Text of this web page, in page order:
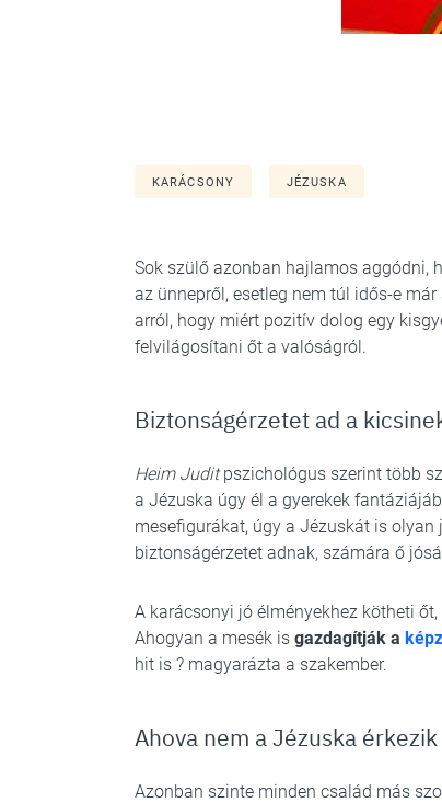
KARÁCSONY JÉZUSKA
Sok szülő azonban hajlamos aggódni,
az ünnepről, esetleg nem túl idős-e
arról, hogy miért pozitív dolog egy
felvilágosítani őt a valóságról.
Biztonságérzetet ad a
Heim Juditpszichológus szerint több
a Jézuska úgy él a gyerekek
mesefigurákat, úgy a Jézuskát is
biztonságérzetet adnak, számára ő
A karácsonyi jó élményekhez kötheti
Ahogyan a mesék is gazdagítják a
hit is ? magyarázta a szakember.
Ahova nem a Jézuska érkezik
Azonban szinte minden család más